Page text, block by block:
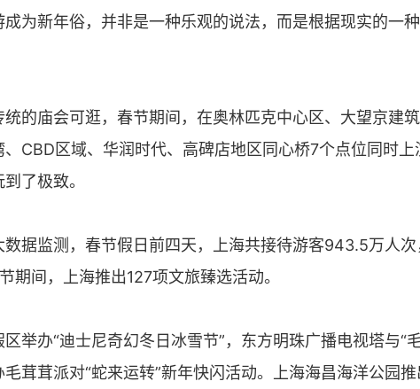
成为新年俗，并非是一种乐观的说法，而是根据现实的一
的庙会可逛，春节期间，在奥林匹克中心区、大望京建
、CBD区域、华润时代、高碑店地区同心桥7个点位同时
了极致。
数据监测，春节假日前四天，上海共接待游客943.5万人
期间，上海推出127项文旅臻选活动。
区举办“迪士尼奇幻冬日冰雪节”，东方明珠广播电视塔与“
茸茸派对“蛇来运转”新年快闪活动。上海海昌海洋公园